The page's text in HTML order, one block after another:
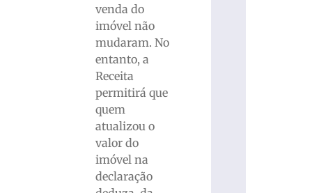
venda do
imóvel não
mudaram. No
entanto, a
Receita
permitirá que
quem
atualizou o
valor do
imóvel na
declaração